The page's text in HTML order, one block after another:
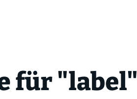
für "label"